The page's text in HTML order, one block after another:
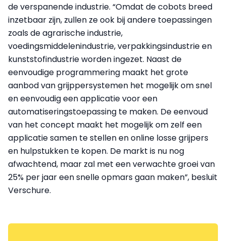
de verspanende industrie. “Omdat de cobots breed
inzetbaar zijn, zullen ze ook bij andere toepassingen
zoals de agrarische industrie,
voedingsmiddelenindustrie, verpakkingsindustrie en
kunststofindustrie worden ingezet. Naast de
eenvoudige programmering maakt het grote
aanbod van grijppersystemen het mogelijk om snel
en eenvoudig een applicatie voor een
automatiseringstoepassing te maken. De eenvoud
van het concept maakt het mogelijk om zelf een
applicatie samen te stellen en online losse grijpers
en hulpstukken te kopen. De markt is nu nog
afwachtend, maar zal met een verwachte groei van
25% per jaar een snelle opmars gaan maken”, besluit
Verschure.